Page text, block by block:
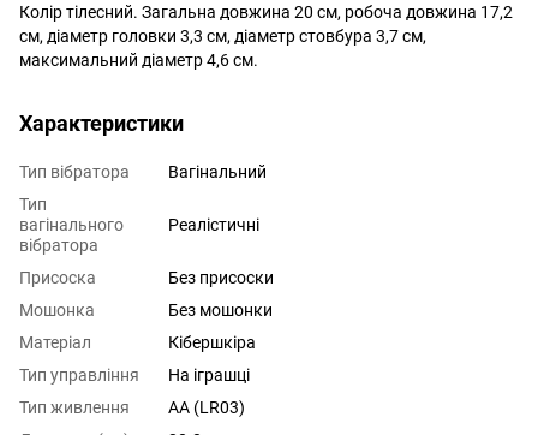
Колір тілесний. Загальна довжина 20 см, робоча довжина 17,2
см, діаметр головки 3,3 см, діаметр стовбура 3,7 см,
максимальний діаметр 4,6 см.
Характеристики
Тип вібратора
Вагінальний
Тип
вагінального
вібратора
Реалістичні
Присоска
Без присоски
Мошонка
Без мошонки
Матеріал
Кібершкіра
Тип управління
На іграшці
Тип живлення
AA (LR03)